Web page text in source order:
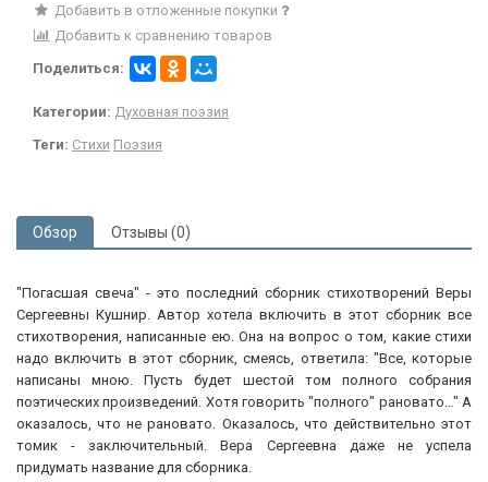
Добавить в отложенные покупки
Добавить к сравнению товаров
Поделиться:
Категории: Духовная поэзия
Теги: Стихи Поэзия
Обзор Отзывы (0)
"Погасшая свеча" - это последний сборник стихотворений Веры
Сергеевны Кушнир. Автор хотела включить в этот сборник все
стихотворения, написанные ею. Она на вопрос о том, какие стихи
надо включить в этот сборник, смеясь, ответила: "Все, которые
написаны мною. Пусть будет шестой том полного собрания
поэтических произведений. Хотя говорить "полного" рановато…" А
оказалось, что не рановато. Оказалось, что действительно этот
томик - заключительный. Вера Сергеевна даже не успела
придумать название для сборника.